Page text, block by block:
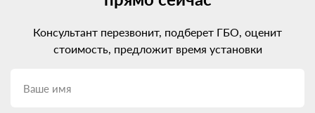
требуется специальное ГБО последних поколений, которое
моторами.
В остальном установить ГБО на Toyota Land Cruiser Prado
будь то атмосферный, турбированный или даже дизельный.
Консультант перезвонит, подберет ГБО, оценит
стоимость, предложит время установки